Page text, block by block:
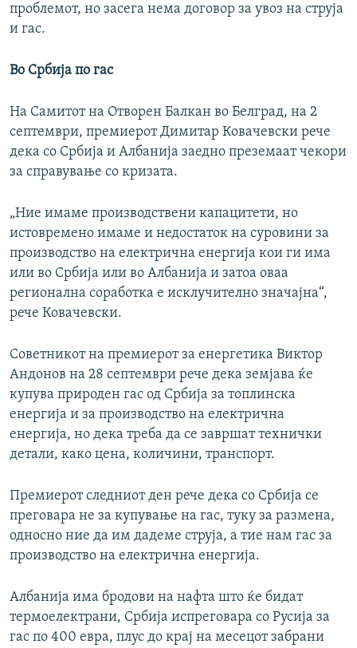
проблемот, но засега нема договор за увоз на струја
и гас.
Во Србија по гас
На Самитот на Отворен Балкан во Белград, на 2
септември, премиерот Димитар Ковачевски рече
дека со Србија и Албанија заедно преземаат чекори
за справување со кризата.
„Ние имаме производствени капацитети, но
истовремено имаме и недостаток на суровини за
производство на електрична енергија кои ги има
или во Србија или во Албанија и затоа оваа
регионална соработка е исклучително значајна“,
рече Ковачевски.
Советникот на премиерот за енергетика Виктор
Андонов на 28 септември рече дека земјава ќе
купува природен гас од Србија за топлинска
енергија и за производство на електрична
енергија, но дека треба да се завршат технички
детали, како цена, количини, транспорт.
Премиерот следниот ден рече дека со Србија се
преговара не за купување на гас, туку за размена,
односно ние да им дадеме струја, а тие нам гас за
производство на електрична енергија.
Албанија има бродови на нафта што ќе бидат
термоелектрани, Србија испреговара со Русија за
гас по 400 евра, плус до крај на месецот забрани